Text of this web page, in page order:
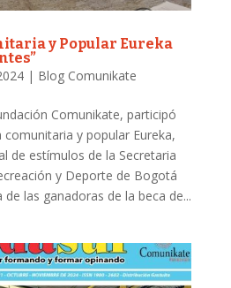
y Popular Eureka
| Blog Comunikate
Comunikate, participó
y popular Eureka,
de estímulos de la Secretaria
y Deporte de Bogotá
de las ganadoras de la beca de...